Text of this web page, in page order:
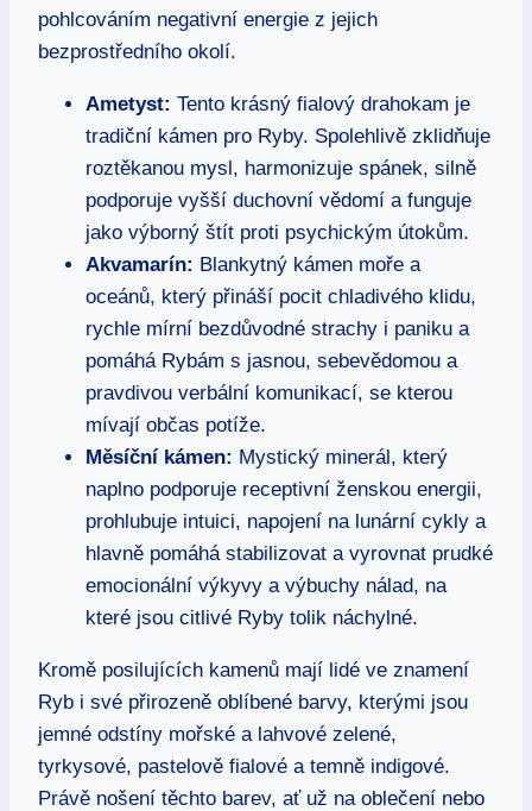
pohlcováním negativní energie z jejich
bezprostředního okolí.
Ametyst: Tento krásný fialový drahokam je
tradiční kámen pro Ryby. Spolehlivě zklidňuje
roztěkanou mysl, harmonizuje spánek, silně
podporuje vyšší duchovní vědomí a funguje
jako výborný štít proti psychickým útokům.
Akvamarín: Blankytný kámen moře a
oceánů, který přináší pocit chladivého klidu,
rychle mírní bezdůvodné strachy i paniku a
pomáhá Rybám s jasnou, sebevědomou a
pravdivou verbální komunikací, se kterou
mívají občas potíže.
Měsíční kámen: Mystický minerál, který
naplno podporuje receptivní ženskou energii,
prohlubuje intuici, napojení na lunární cykly a
hlavně pomáhá stabilizovat a vyrovnat prudké
emocionální výkyvy a výbuchy nálad, na
které jsou citlivé Ryby tolik náchylné.
Kromě posilujících kamenů mají lidé ve znamení
Ryb i své přirozeně oblíbené barvy, kterými jsou
jemné odstíny mořské a lahvové zelené,
tyrkysové, pastelově fialové a temně indigové.
Právě nošení těchto barev, ať už na oblečení nebo